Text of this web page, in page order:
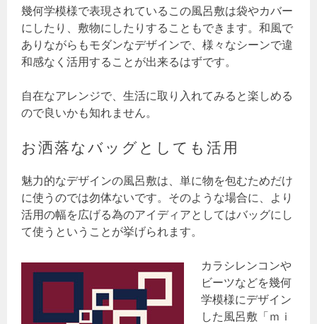
幾何学模様で表現されているこの風呂敷は袋やカバー
にしたり、敷物にしたりすることもできます。和風で
ありながらもモダンなデザインで、様々なシーンで違
和感なく活用することが出来るはずです。
自在なアレンジで、生活に取り入れてみると楽しめる
ので良いかも知れません。
お洒落なバッグとしても活用
魅力的なデザインの風呂敷は、単に物を包むためだけ
に使うのでは勿体ないです。そのような場合に、より
活用の幅を広げる為のアイディアとしてはバッグにし
て使うということが挙げられます。
カラシレンコンや
ビーツなどを幾何
学模様にデザイン
した風呂敷「ｍｉ